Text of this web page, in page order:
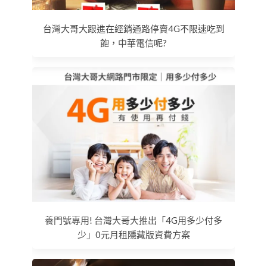
台灣大哥大跟進在經銷通路停賣4G不限速吃到
飽，中華電信呢?
養門號專用! 台灣大哥大推出「4G用多少付多
少」0元月租隱藏版資費方案